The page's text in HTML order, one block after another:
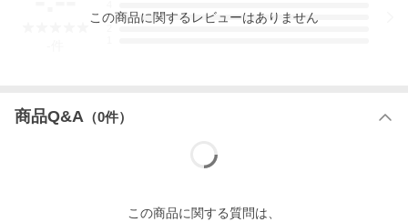
3
この商品に関するレビューはありません
商品Q&A （0件）
この商品に関する質問は、